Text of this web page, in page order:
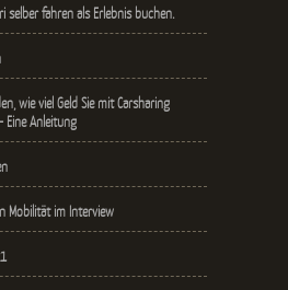
selber fahren als Erlebnis buchen.
wie viel Geld Sie mit Carsharing
Anleitung
Mobilität im Interview